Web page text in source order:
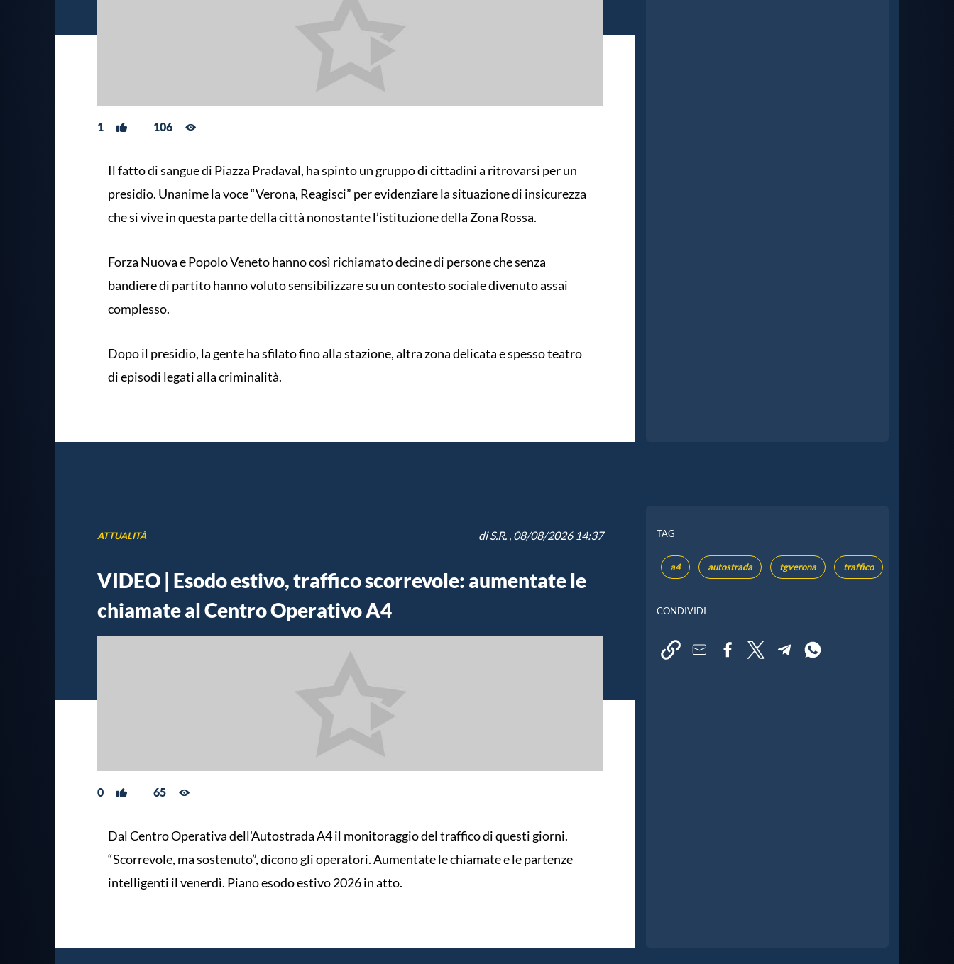
1 106
Il fatto di sangue di Piazza Pradaval, ha spinto un gruppo di cittadini a ritrovarsi per un
presidio. Unanime la voce “Verona, Reagisci” per evidenziare la situazione di insicurezza
che si vive in questa parte della città nonostante l’istituzione della Zona Rossa.
Forza Nuova e Popolo Veneto hanno così richiamato decine di persone che senza
bandiere di partito hanno voluto sensibilizzare su un contesto sociale divenuto assai
complesso.
Dopo il presidio, la gente ha sfilato fino alla stazione, altra zona delicata e spesso teatro
di episodi legati alla criminalità.
ATTUALITÀ diS.R. , 08/08/2026 14:37
VIDEO | Esodo estivo, traffico scorrevole: aumentate le
chiamate al Centro Operativo A4
0 65
Dal Centro Operativa dell'Autostrada A4 il monitoraggio del traffico di questi giorni.
“Scorrevole, ma sostenuto”, dicono gli operatori. Aumentate le chiamate e le partenze
intelligenti il venerdì. Piano esodo estivo 2026 in atto.
TAG
a4 autostrada tgverona traffico
CONDIVIDI